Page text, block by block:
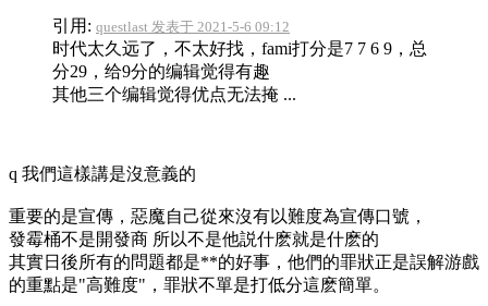
引用: questlast 发表于 2021-5-6 09:12
时代太久远了，不太好找，fami打分是7 7 6 9，总
分29，给9分的编辑觉得有趣
其他三个编辑觉得优点无法掩 ...
q 我們這樣講是沒意義的
重要的是宣傳，惡魔自己從來沒有以難度為宣傳口號，
發霉桶不是開發商 所以不是他説什麽就是什麽的
其實日後所有的問題都是**的好事，他們的罪狀正是誤解游戲
的重點是"高難度"，罪狀不單是打低分這麽簡單。